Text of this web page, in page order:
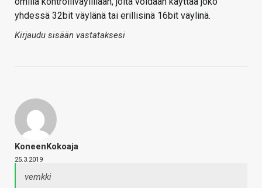
yhdessä 32bit väylänä tai erillisinä 16bit väylinä.
Kirjaudu sisään vastataksesi
KoneenKokoaja
25.3.2019
vemkki